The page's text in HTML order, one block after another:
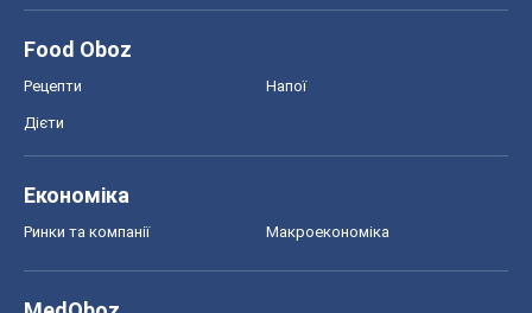
Food Oboz
Рецепти Напої
Дієти
Економіка
Ринки та компанії Макроекономіка